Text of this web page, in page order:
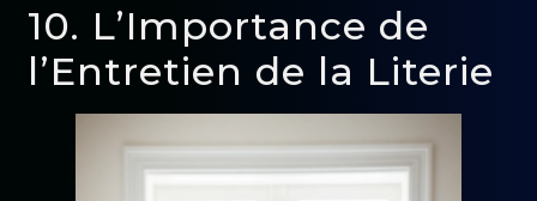
10. L’Importance de
l’Entretien de la Literie